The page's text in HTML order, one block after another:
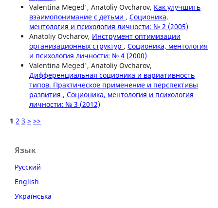
Valentina Meged', Anatoliy Ovcharov, Как улучшить
взаимопонимание с детьми , Соционика,
ментология и психология личности: № 2 (2005)
Anatoliy Ovcharov, Инструмент оптимизации
организационных структур , Соционика, ментология
и психология личности: № 4 (2000)
Valentina Meged', Anatoliy Ovcharov,
Дифференциальная соционика и вариативность
типов. Практическое применение и перспективы
развития , Соционика, ментология и психология
личности: № 3 (2012)
1 2 3 > >>
Язык
Русский
English
Українська